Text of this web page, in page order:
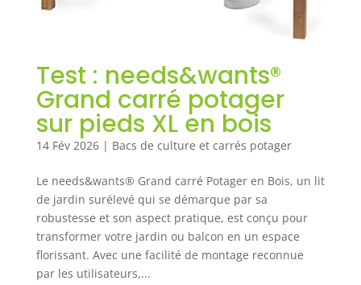
Test : needs&wants®
Grand carré potager
sur pieds XL en bois
14 Fév 2026| Bacs de culture et carrés potager
Le needs&wants® Grand carré Potager en Bois, un lit
de jardin surélevé qui se démarque par sa
robustesse et son aspect pratique, est conçu pour
transformer votre jardin ou balcon en un espace
florissant. Avec une facilité de montage reconnue
par les utilisateurs,...